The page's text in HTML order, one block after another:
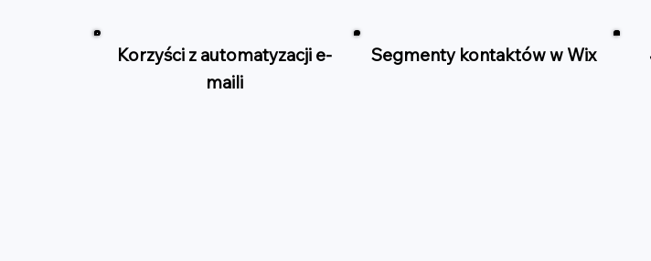
Korzyści z automatyzacji e-
maili
Segmenty kontaktów w Wix